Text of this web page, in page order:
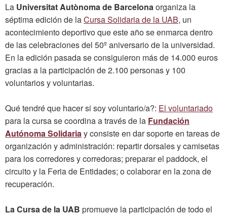
La Universitat Autònoma de Barcelonaorganiza la
séptima edición de laCursa Solidaria de la UAB, un
acontecimiento deportivo que este año se enmarca dentro
de las celebraciones del 50º aniversario de la universidad.
En la edición pasada se consiguieron más de 14.000 euros
gracias a la participación de 2.100 personas y 100
voluntarios y voluntarias.
Qué tendré que hacer si soy voluntario/a?: El voluntariado
para la cursa se coordina a través de la Fundación
Autónoma Solidariay consiste en dar soporte en tareas de
organización y administración: repartir dorsales y camisetas
para los corredores y corredoras; preparar el paddock, el
circuito y la Feria de Entidades; o colaborar en la zona de
recuperación.
La Cursa de la UAB promueve la participación de todo el